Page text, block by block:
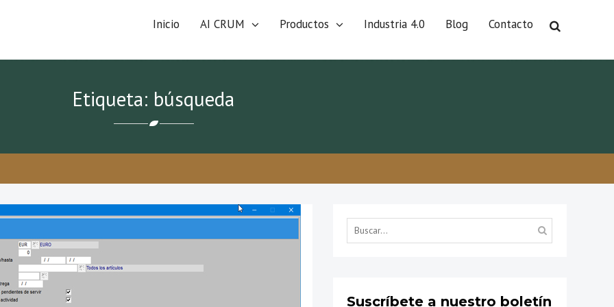
Inicio AI CRUM Productos Industria 4.0 Blog Contacto
Etiqueta: búsqueda
Suscríbete a nuestro boletín